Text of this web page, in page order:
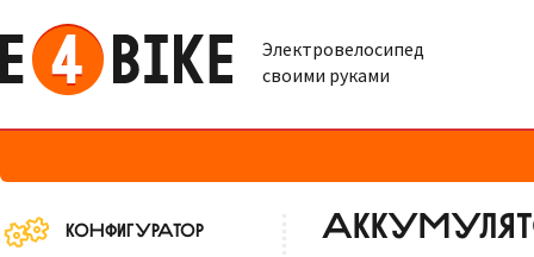
Электровелосипед
своими руками
КОНФИГУРАТОР